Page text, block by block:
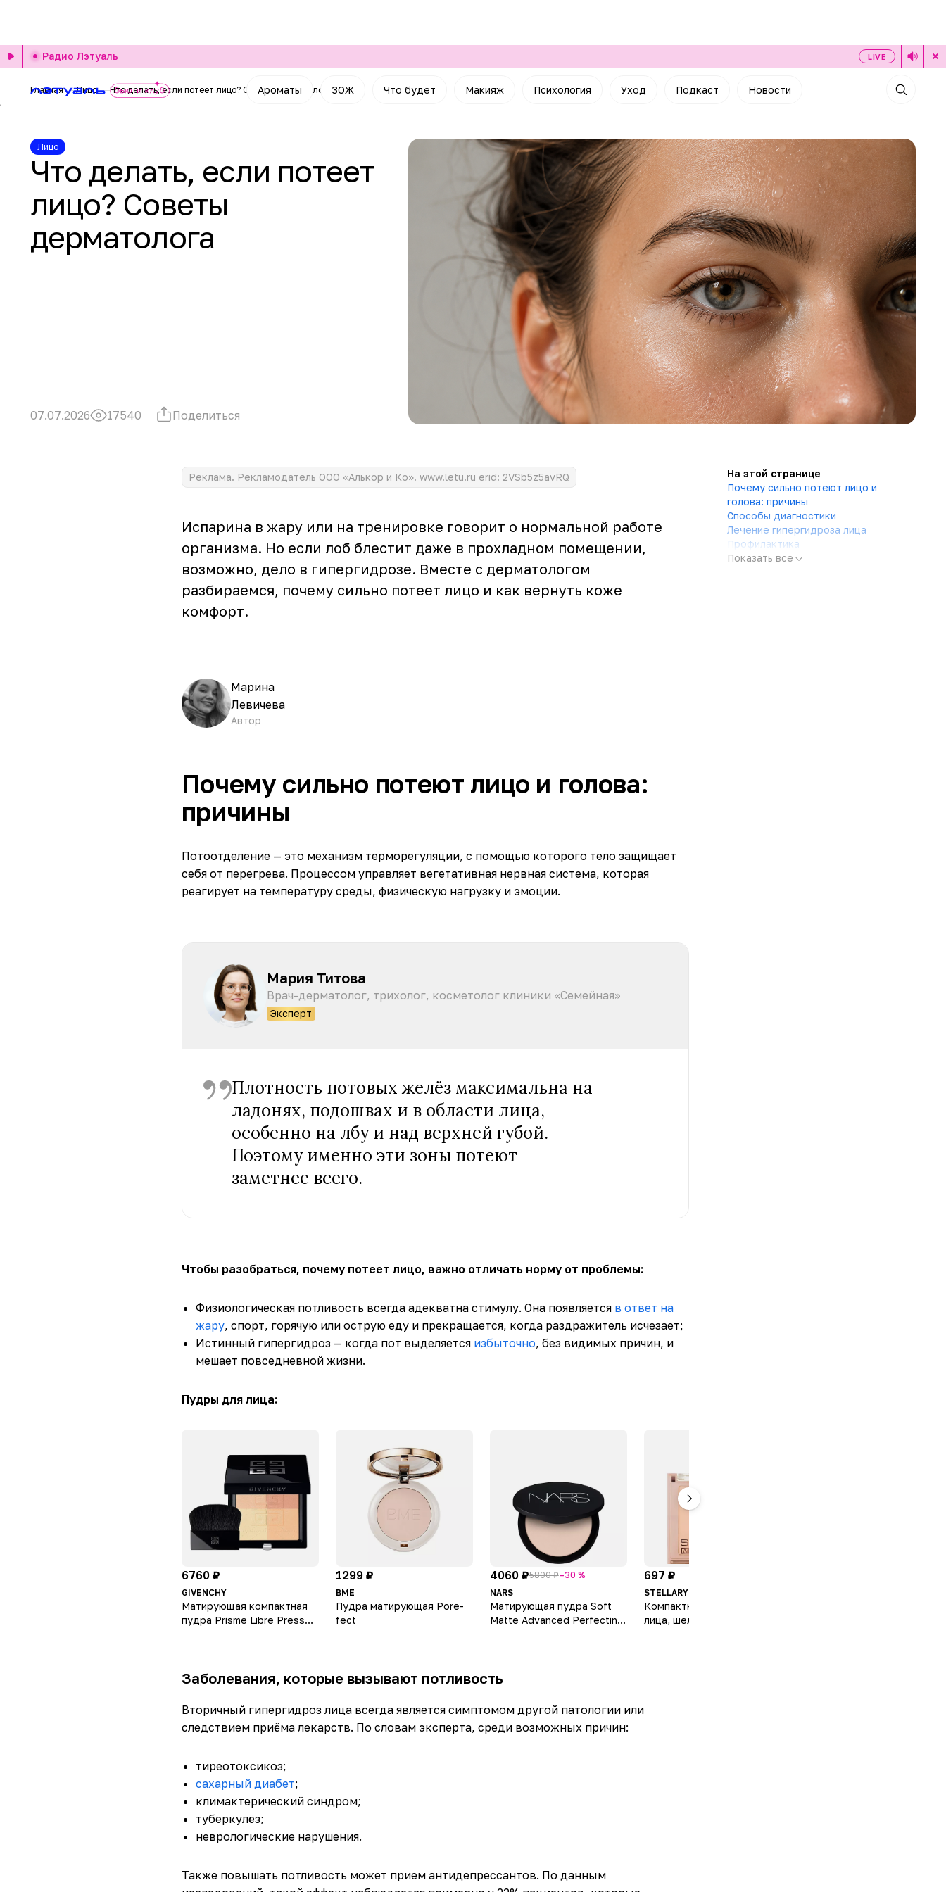
Ароматы ЗОЖ Что будет Макияж Психология Уход Подкаст Новости
Главная Лицо Что делать, если потеет лицо? Советы дерматолога
Лицо
Что делать, если потеет
лицо? Советы
дерматолога
07.07.2026 17540 Поделиться
Реклама. Рекламодатель ООО «Алькор и Ко». www.letu.ru erid: 2VSb5z5avRQ
Испарина в жару или на тренировке говорит о нормальной работе
организма. Но если лоб блестит даже в прохладном помещении,
возможно, дело в гипергидрозе. Вместе с дерматологом
разбираемся, почему сильно потеет лицо и как вернуть коже
комфорт.
Марина
Левичева
Автор
На этой странице
Почему сильно потеют лицо и
голова: причины
Способы диагностики
Лечение гипергидроза лица
Профилактика
Показать все
Почему сильно потеют лицо и голова:
причины
Потоотделение — это механизм терморегуляции, с помощью которого тело защищает
себя от перегрева. Процессом управляет вегетативная нервная система, которая
реагирует на температуру среды, физическую нагрузку и эмоции.
Мария Титова
Врач-дерматолог, трихолог, косметолог клиники «Семейная»
Эксперт
Плотность потовых желёз максимальна на
ладонях, подошвах и в области лица,
особенно на лбу и над верхней губой.
Поэтому именно эти зоны потеют
заметнее всего.
Чтобы разобраться, почему потеет лицо, важно отличать норму от проблемы:
Физиологическая потливость всегда адекватна стимулу. Она появляется в ответ на
жару, спорт, горячую или острую еду и прекращается, когда раздражитель исчезает;
Истинный гипергидроз — когда пот выделяется избыточно, без видимых причин, и
мешает повседневной жизни.
Пудры для лица:
6760 ₽
GIVENCHY
Матирующая компактная
пудра Prisme Libre Pressed
1299 ₽
BME
Пудра матирующая Pore-
fect
4060 ₽5800 ₽–30 %
NARS
Матирующая пудра Soft
Matte Advanced Perfecting
697 ₽
STELLARY
Компактная пудра для
лица, шелковистая
Заболевания, которые вызывают потливость
Вторичный гипергидроз лица всегда является симптомом другой патологии или
следствием приёма лекарств. По словам эксперта, среди возможных причин:
тиреотоксикоз;
сахарный диабет;
климактерический синдром;
туберкулёз;
неврологические нарушения.
Также повышать потливость может прием антидепрессантов. По данным